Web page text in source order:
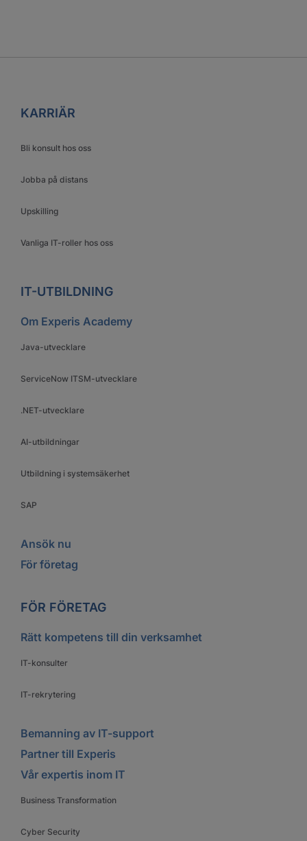
KARRIÄR
Bli konsult hos oss
Jobba på distans
Upskilling
Vanliga IT-roller hos oss
IT-UTBILDNING
Om Experis Academy
Java-utvecklare
ServiceNow ITSM-utvecklare
.NET-utvecklare
AI-utbildningar
Utbildning i systemsäkerhet
SAP
Ansök nu
För företag
FÖR FÖRETAG
Rätt kompetens till din verksamhet
IT-konsulter
IT-rekrytering
Bemanning av IT-support
Partner till Experis
Vår expertis inom IT
Business Transformation
Cyber Security